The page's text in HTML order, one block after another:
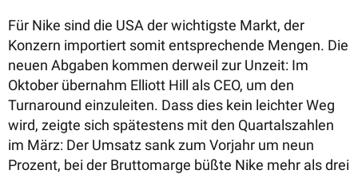
Für Nike sind die USA der wichtigste Markt, der
Konzern importiert somit entsprechende Mengen. Die
neuen Abgaben kommen derweil zur Unzeit: Im
Oktober übernahm Elliott Hill als CEO, um den
Turnaround einzuleiten. Dass dies kein leichter Weg
wird, zeigte sich spätestens mit den Quartalszahlen
im März: Der Umsatz sank zum Vorjahr um neun
Prozent, bei der Bruttomarge büßte Nike mehr als drei